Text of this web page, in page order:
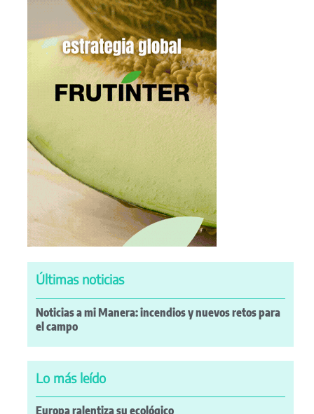
Últimas noticias
Noticias a mi Manera: incendios y nuevos retos para
el campo
Lo más leído
Europa ralentiza su ecológico